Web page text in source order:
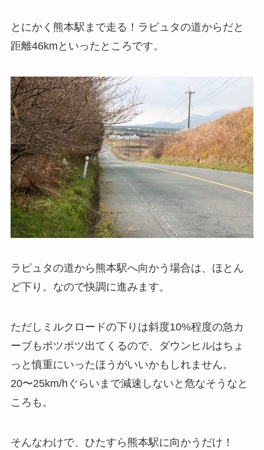
とにかく熊本駅まで走る！ラピュタの道からだと
距離46kmといったところです。
ラピュタの道から熊本駅へ向かう場合は、ほとん
ど下り。なので快調に進みます。
ただしミルクロードの下りは斜度10%程度の急カ
ーブもポツポツ出てくるので、ダウンヒルはちょ
っと慎重にいったほうがいいかもしれません。
20〜25km/hぐらいまで減速しないと危なそうなと
ころも。
そんなわけで、ひたすら熊本駅に向かうだけ！